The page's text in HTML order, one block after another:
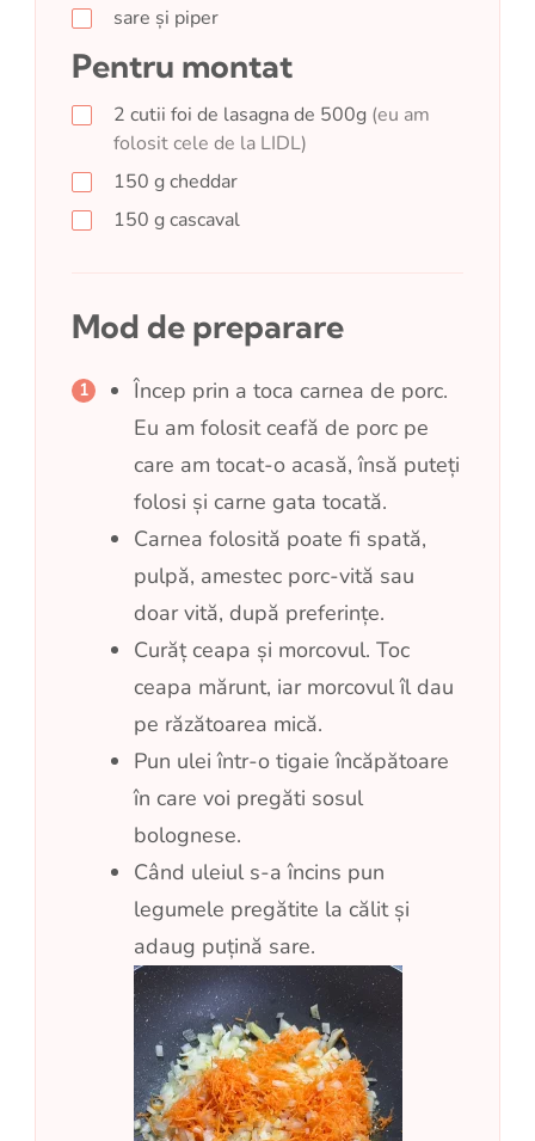
sare și piper
Pentru montat
2 cutii foi de lasagna de 500g (eu am
folosit cele de la LIDL)
150 gcheddar
150 gcascaval
Mod de preparare
Încep prin a toca carnea de porc.
Eu am folosit ceafă de porc pe
care am tocat-o acasă, însă puteți
folosi și carne gata tocată.
Carnea folosită poate fi spată,
pulpă, amestec porc-vită sau
doar vită, după preferințe.
Curăț ceapa și morcovul. Toc
ceapa mărunt, iar morcovul îl dau
pe răzătoarea mică.
Pun ulei într-o tigaie încăpătoare
în care voi pregăti sosul
bolognese.
Când uleiul s-a încins pun
legumele pregătite la călit și
adaug puțină sare.